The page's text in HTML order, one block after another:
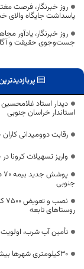
روز خبرنگار، فرصت
پاسداشت جایگاه والای
روز خبرنگار،
جست‌وجوی حقیقت و
دیدار استاد
استاندار خراسان جنوبی
رقابت دوومیدانی
واریز تسهیلات کرونا
جنوبی
روستاهای تابعه
تأمین آب شرب،
30کیلومتری شهرها بیشترین حوادث رانندگی را دارد